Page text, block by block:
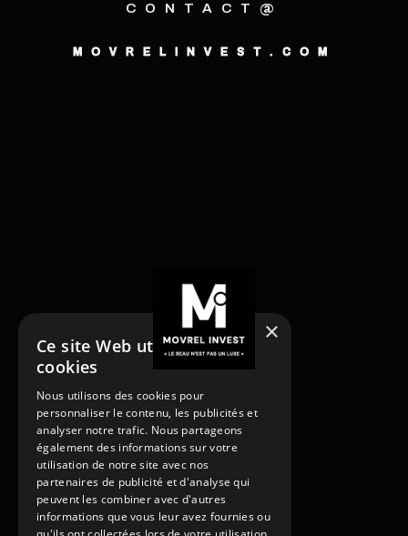
CONTACT@
MOVRELINVEST.COM
Acheter
Acheter
Vendre
Vendre
Louer
Louer
Rénover
Rénover
Gestion locative
Gestion locative
PAGES
Contact
×
Ce site Web utilise des
cookies
Nous utilisons des cookies pour
personnaliser le contenu, les publicités et
analyser notre trafic. Nous partageons
également des informations sur votre
utilisation de notre site avec nos
partenaires de publicité et d'analyse qui
peuvent les combiner avec d'autres
informations que vous leur avez fournies ou